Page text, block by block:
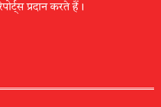
प्रदान करते हैं।